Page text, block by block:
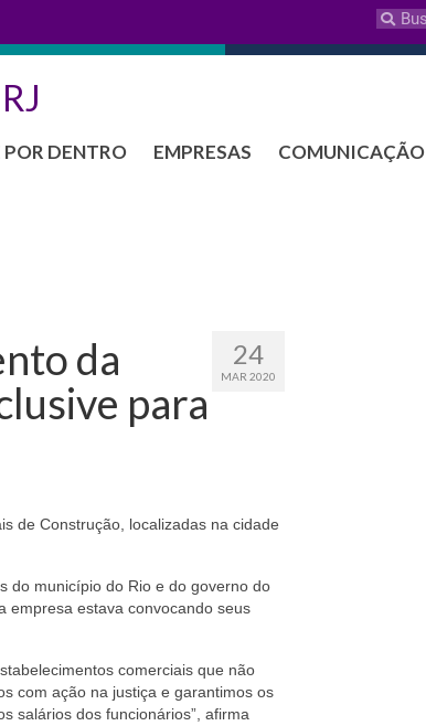
POR DENTRO EMPRESAS COMUNICAÇÃO
24
MAR 2020
da
para
de Construção, localizadas na cidade
do município do Rio e do governo do
empresa estava convocando seus
comerciais que não
com ação na justiça e garantimos os
salários dos funcionários”, afirma